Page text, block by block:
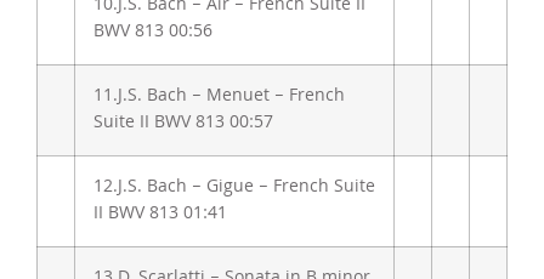
10.J.S. Bach – Air – French Suite II
BWV 813 00:56
11.J.S. Bach – Menuet – French
Suite II BWV 813 00:57
12.J.S. Bach – Gigue – French Suite
II BWV 813 01:41